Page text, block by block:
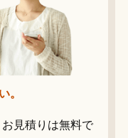
。
見積りは無料で